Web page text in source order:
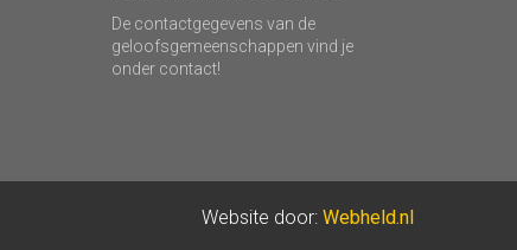
De contactgegevens van de
geloofsgemeenschappen vind je
onder contact!
Website door: Webheld.nl